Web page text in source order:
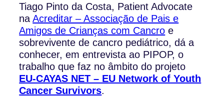
Tiago Pinto da Costa, Patient Advocate
naAcreditar – Associação de Pais e
Amigos de Crianças com Cancro e
sobrevivente de cancro pediátrico, dá a
conhecer, em entrevista ao PIPOP, o
trabalho que faz no âmbito do projeto
EU-CAYAS NET – EU Network of Youth
Cancer Survivors.